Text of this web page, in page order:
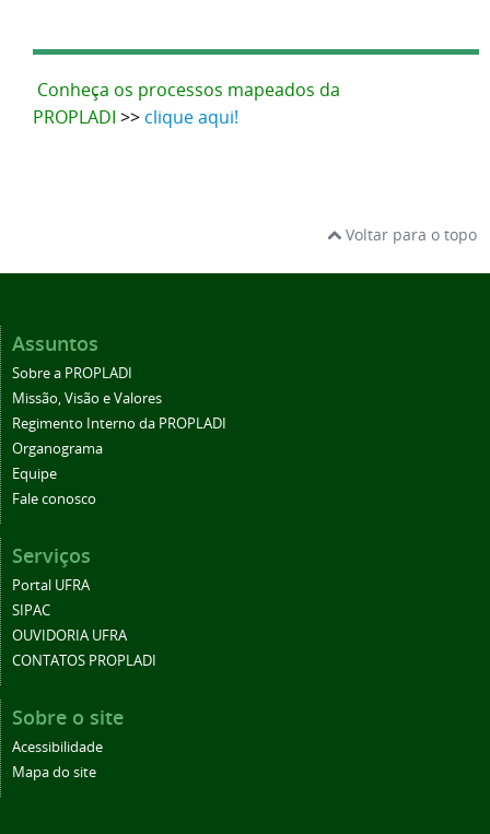
Conheça os processos mapeados da
PROPLADI >> clique aqui!
Voltar para o topo
Assuntos
Sobre a PROPLADI
Missão, Visão e Valores
Regimento Interno da PROPLADI
Organograma
Equipe
Fale conosco
Serviços
Portal UFRA
SIPAC
OUVIDORIA UFRA
CONTATOS PROPLADI
Sobre o site
Acessibilidade
Mapa do site